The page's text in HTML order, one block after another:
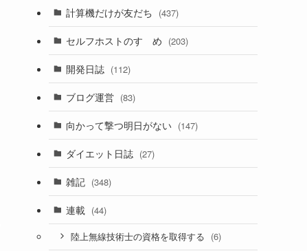
計算機だけが友だち (437)
セルフホストのすゝめ (203)
開発日誌 (112)
ブログ運営 (83)
向かって撃つ明日がない (147)
ダイエット日誌 (27)
雑記 (348)
連載 (44)
陸上無線技術士の資格を取得する (6)